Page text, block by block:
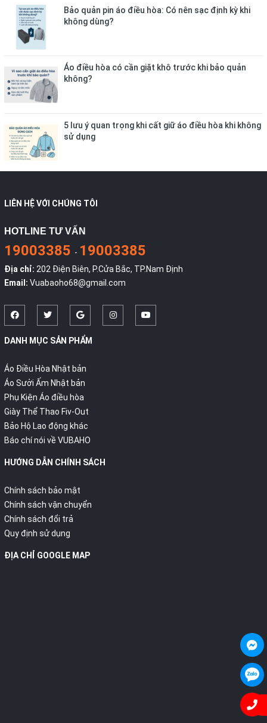
Bảo quản pin áo điều hòa: Có nên sạc định kỳ khi
không dùng?
Áo điều hòa có cần giặt khô trước khi bảo quản
không?
5 lưu ý quan trọng khi cất giữ áo điều hòa khi không
sử dụng
LIÊN HỆ VỚI CHÚNG TÔI
HOTLINE TƯ VẤN
19003385 - 19003385
Địa chỉ: 202 Điện Biên, P.Cửa Bắc, TP.Nam Định
Email: Vuabaoho68@gmail.com
DANH MỤC SẢN PHẨM
Áo Điều Hòa Nhật bản
Áo Sưởi Ấm Nhật bản
Phụ Kiện Áo điều hòa
Giày Thể Thao Fiv-Out
Bảo Hộ Lao động khác
Báo chí nói về VUBAHO
HƯỚNG DẪN CHÍNH SÁCH
Chính sách bảo mật
Chính sách vận chuyển
Chính sách đổi trả
Quy định sử dụng
ĐỊA CHỈ GOOGLE MAP